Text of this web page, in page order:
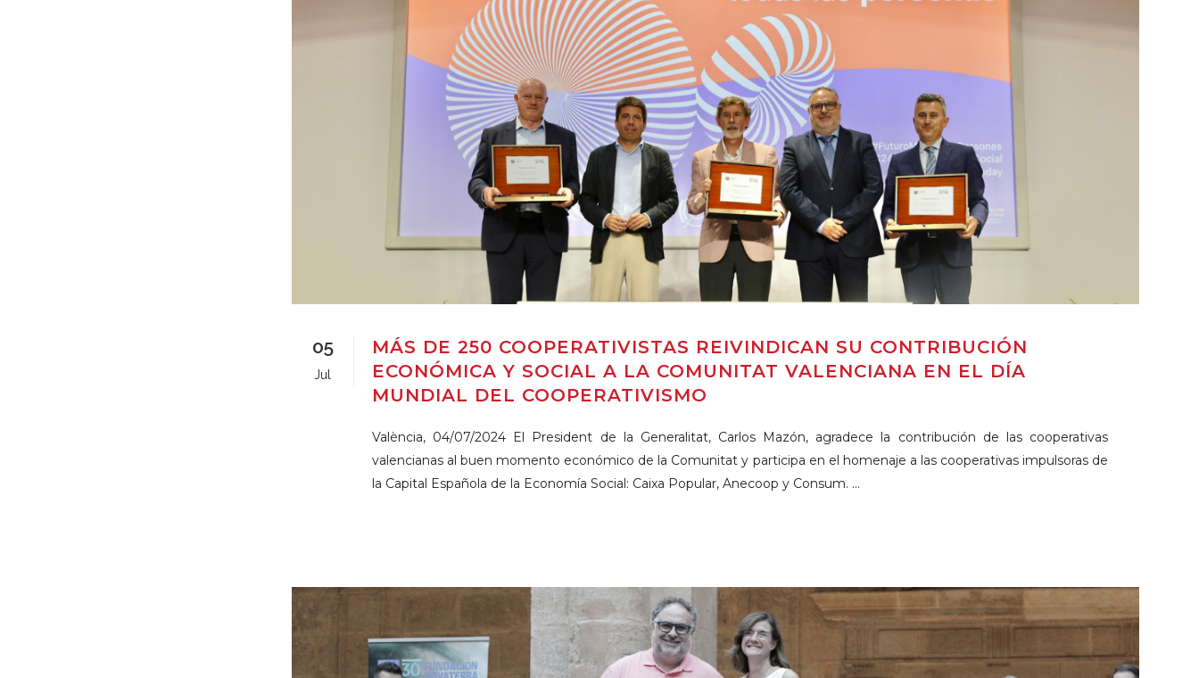
05
Jul
MÁS DE 250 COOPERATIVISTAS REIVINDICAN SU CONTRIBUCIÓN
ECONÓMICA Y SOCIAL A LA COMUNITAT VALENCIANA EN EL DÍA
MUNDIAL DEL COOPERATIVISMO
València, 04/07/2024 El President de la Generalitat, Carlos Mazón, agradece la contribución de las cooperativas
valencianas al buen momento económico de la Comunitat y participa en el homenaje a las cooperativas impulsoras de
la Capital Española de la Economía Social: Caixa Popular, Anecoop y Consum. ...